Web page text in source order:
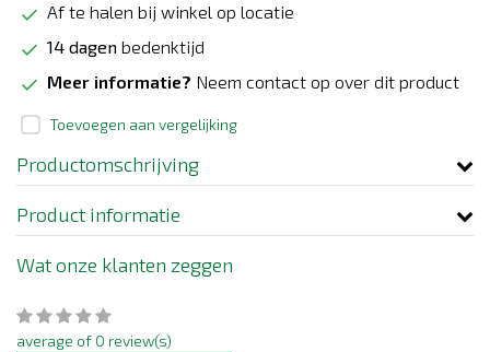
Af te halen bij winkel op locatie
14 dagen bedenktijd
Meer informatie? Neem contact op over dit product
Toevoegen aan vergelijking
Productomschrijving
Product informatie
Wat onze klanten zeggen
average of 0 review(s)